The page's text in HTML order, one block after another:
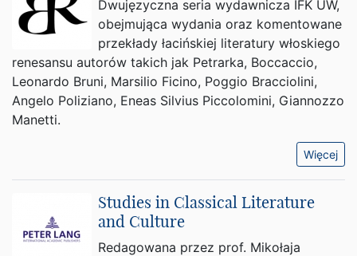
Dwujęzyczna seria wydawnicza IFK UW,
obejmująca wydania oraz komentowane
przekłady łacińskiej literatury włoskiego
renesansu autorów takich jak Petrarka, Boccaccio,
Leonardo Bruni, Marsilio Ficino, Poggio Bracciolini,
Angelo Poliziano, Eneas Silvius Piccolomini, Giannozzo
Manetti.
Więcej
Studies in Classical Literature
and Culture
Redagowana przez prof. Mikołaja